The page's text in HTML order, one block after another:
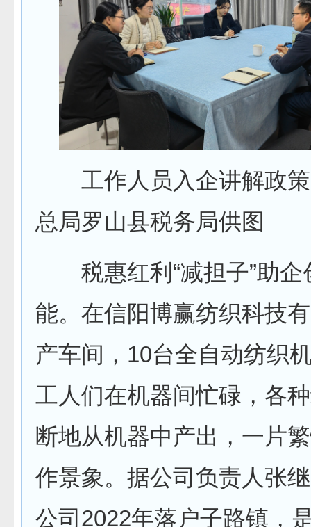
工作人员入企讲解政
总局罗山县税务局供图
税惠红利“减担子”助企
能。在信阳博赢纺织科技
产车间，10台全自动纺织
工人们在机器间忙碌，各
断地从机器中产出，一片
作景象。据公司负责人张
公司2022年落户子路镇，